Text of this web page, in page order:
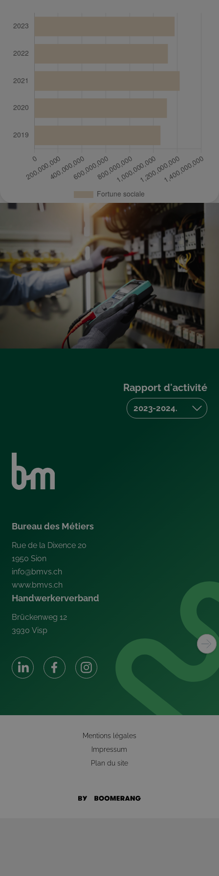
Bureau des Métiers
Rue de la Dixence 20
1950 Sion
info@bmvs.ch
www.bmvs.ch
Handwerkerverband
Brückenweg 12
3930 Visp
Rapport d'activité
Mentions légales
Impressum
Plan du site